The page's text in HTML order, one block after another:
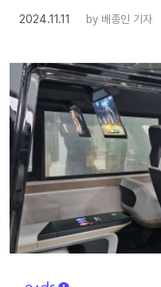
2024.11.11
by 배종인 기자